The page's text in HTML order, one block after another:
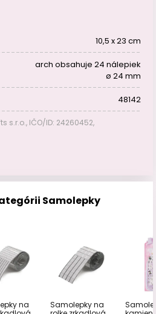
10,5 x 23 cm
arch obsahuje 24 nálepiek
ø 24 mm
48142
s.r.o., IČO/ID: 24260452,
Samolepky
na
Samolepky na